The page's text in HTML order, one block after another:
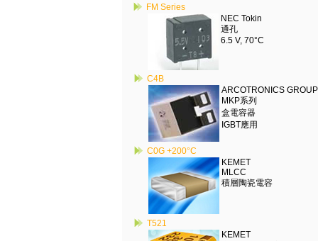
FM Series
NEC Tokin
通孔
6.5 V, 70°C
C4B
ARCOTRONICS GROUP
MKP系列
盒電容器
IGBT應用
C0G +200°C
KEMET
MLCC
積層陶瓷電容
T521
KEMET